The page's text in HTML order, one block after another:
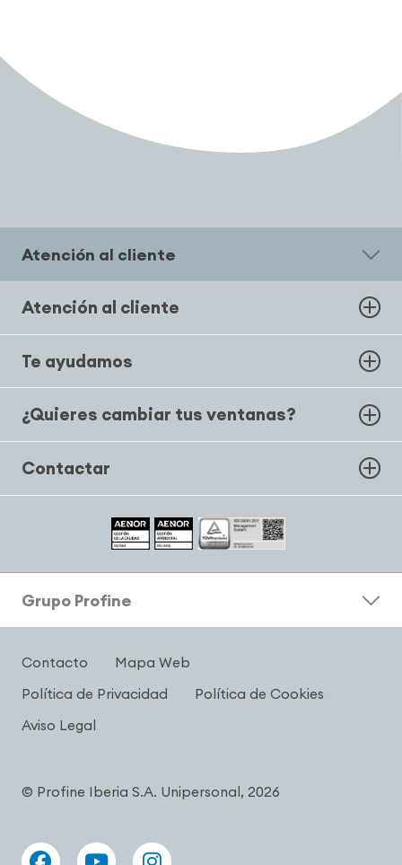
Atención al cliente
Atención al cliente
Te ayudamos
¿Quieres cambiar tus ventanas?
Contactar
Grupo Profine
Contacto
Mapa Web
Política de Privacidad
Política de Cookies
Aviso Legal
© Profine Iberia S.A. Unipersonal, 2026